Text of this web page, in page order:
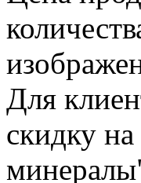
Для
скидку